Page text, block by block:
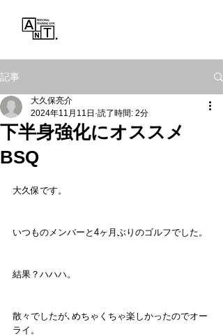
記事
下半身強化にオススメ
BSQ
大久保亮介
2024年11月11日 読了時間: 2分
大久保です。
いつものメンバーと4ヶ月ぶりのゴルフでした。
結果？ハハハ。
散々でしたが､めちゃくちゃ楽しかったのでオー
ライ。